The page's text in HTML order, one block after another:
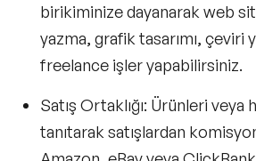
birikiminize dayanarak web
yazma, grafik tasarımı, çeviri
freelance işler yapabilirsiniz.
Satış Ortaklığı: Ürünleri veya
tanıtarak satışlardan